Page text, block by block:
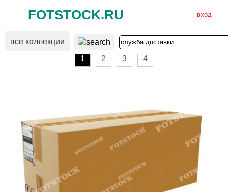
FOTSTOCK.RU
РЕГИСТРАЦИЯ
вход
все коллекции
1
2 3 4